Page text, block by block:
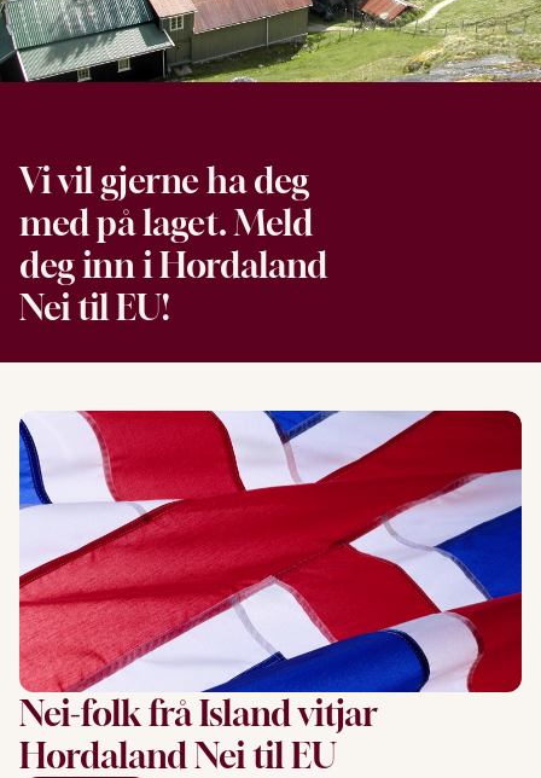
Vi vil gjerne ha deg
med på laget. Meld
deg inn i Hordaland
Nei til EU!
Nei-folk frå Island vitjar
Hordaland Nei til EU